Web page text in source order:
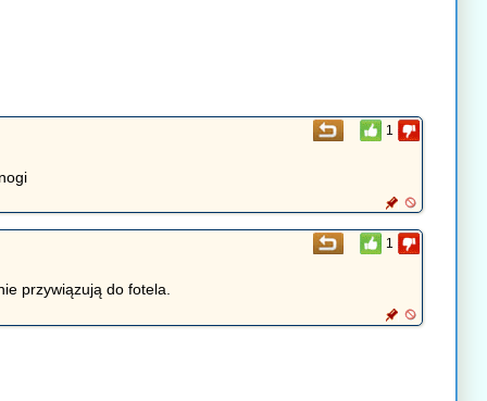
1
1
przywiązują do fotela.